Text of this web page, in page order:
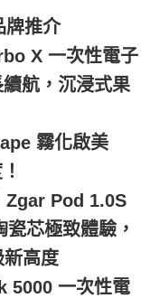
牌推介
X 一次性電子
航，沉浸式果
霧化啟美
Zgar Pod 1.0S
芯極致體驗，
高度
5000 一次性電